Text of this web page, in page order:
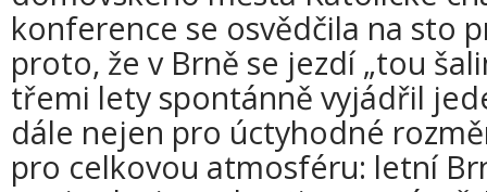
konference se osvědčila na sto
proto, že v Brně se jezdí „tou
třemi lety spontánně vyjádřil
dále nejen pro úctyhodné
pro celkovou atmosféru: letní